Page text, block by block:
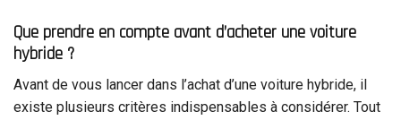
Que prendre en compte avant d’acheter une voiture
hybride ?
Avant de vous lancer dans l’achat d’une voiture hybride, il
existe plusieurs critères indispensables à considérer. Tout